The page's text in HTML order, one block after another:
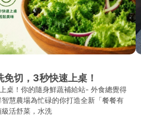
切，3秒快速上桌！
桌！你的隨身鮮蔬補給站- 外食總覺得
慧農場為忙碌的你打造全新「餐餐有
活舒菜，水洗